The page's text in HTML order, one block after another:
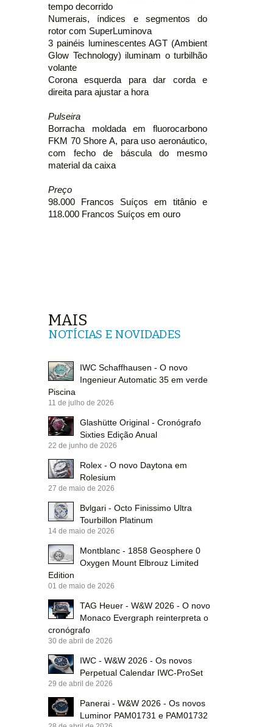
tempo decorrido
Numerais, índices e segmentos do
rotor com SuperLuminova
3 painéis luminescentes AGT (Ambient
Glow Technology) iluminam o turbilhão
volante
Corona esquerda para dar corda e
direita para ajustar a hora
Pulseira
Borracha moldada em fluorocarbono
FKM 70 Shore A, para uso aeronáutico,
com fecho de báscula do mesmo
material da caixa
Preço
98.000 Francos Suíços em titânio e
118.000 Francos Suíços em ouro
MAIS
NOTÍCIAS E NOVIDADES
IWC Schaffhausen - O novo
Ingenieur Automatic 35 em verde
Piscina
11 de julho de 2026
Glashütte Original - Cronógrafo
Sixties Edição Anual
22 de junho de 2026
Rolex - O novo Daytona em
Rolesium
27 de maio de 2026
Bvlgari - Octo Finissimo Ultra
Tourbillon Platinum
14 de maio de 2026
Montblanc - 1858 Geosphere 0
Oxygen Mount Elbrouz Limited
Edition
01 de maio de 2026
TAG Heuer - W&W 2026 - O novo
Monaco Evergraph reinterpreta o
cronógrafo
30 de abril de 2026
IWC - W&W 2026 - Os novos
Perpetual Calendar IWC-ProSet
29 de abril de 2026
Panerai - W&W 2026 - Os novos
Luminor PAM01731 e PAM01732